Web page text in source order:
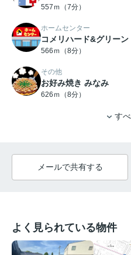
557ｍ（7分）
ホームセンター
コメリハード&グリー
566ｍ（8分）
その他
お好み焼き みなみ
626ｍ（8分）
す
メールで共有する
よく見られている物件